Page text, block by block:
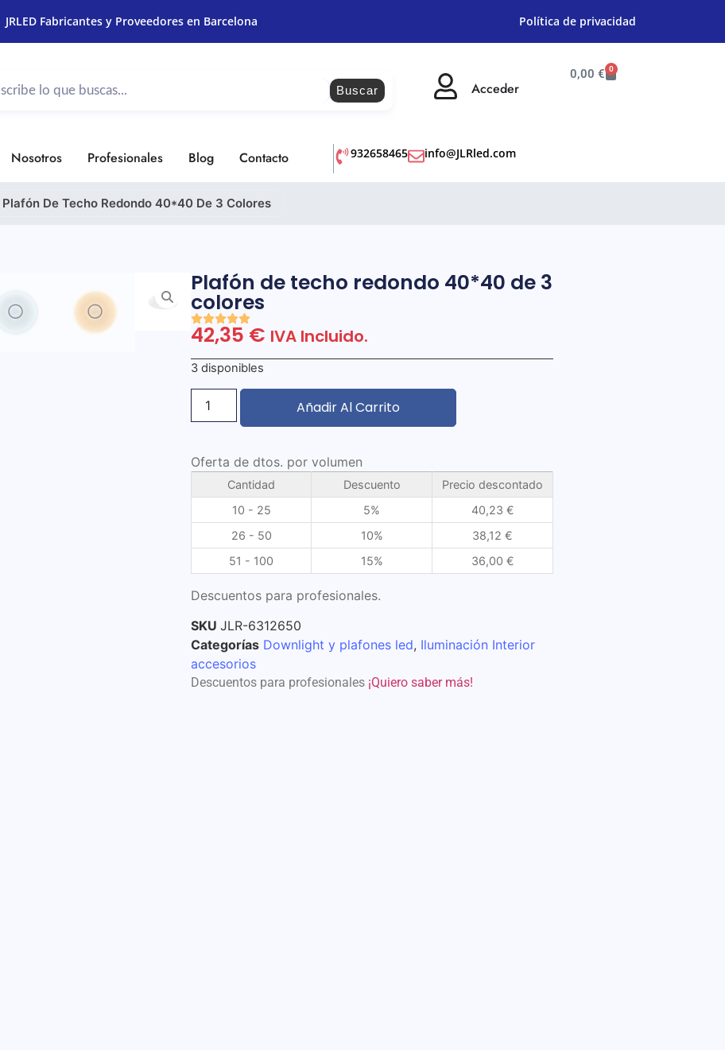
JRLED Fabricantes y Proveedores en Barcelona Política de privacidad
Buscar Acceder
0,00 € 0
Nosotros Profesionales Blog Contacto 932658465 info@JLRled.com
Plafón De Techo Redondo 40*40 De 3 Colores
Plafón de techo redondo 40*40 de 3
colores
42,35 € IVA Incluido.
3 disponibles
Añadir Al Carrito
Oferta de dtos. por volumen
Cantidad Descuento
Precio descontado
10 - 25
5% 40,23 €
26 - 50
10% 38,12 €
51 - 100
15% 36,00 €
Descuentos para profesionales.
SKU JLR-6312650
Categorías Downlight y plafones led, Iluminación Interior
accesorios
Descuentos para profesionales ¡Quiero saber más!